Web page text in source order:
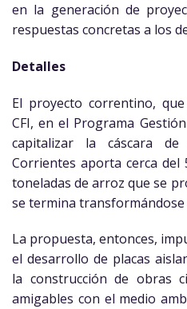
en la generación de
respuestas concretas a los
Detalles
El proyecto correntino,
CFI, en el Programa
capitalizar la cáscara
Corrientes aporta cerca del
toneladas de arroz que se
se termina transformándose
La propuesta, entonces,
el desarrollo de placas
la construcción de obras
amigables con el medio